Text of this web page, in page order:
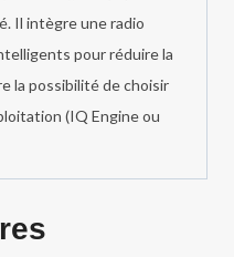
Il intègre une radio
pour réduire la
la possibilité de choisir
(IQ Engine ou